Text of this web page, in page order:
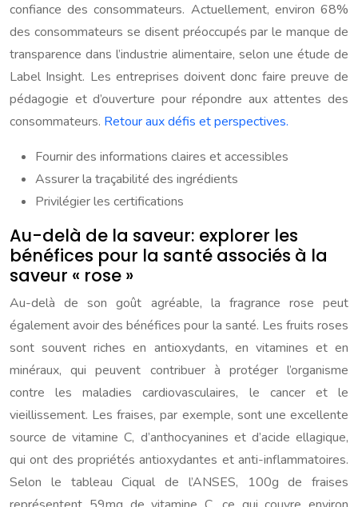
confiance des consommateurs. Actuellement, environ 68%
des consommateurs se disent préoccupés par le manque de
transparence dans l’industrie alimentaire, selon une étude de
Label Insight. Les entreprises doivent donc faire preuve de
pédagogie et d’ouverture pour répondre aux attentes des
consommateurs. Retour aux défis et perspectives.
Fournir des informations claires et accessibles
Assurer la traçabilité des ingrédients
Privilégier les certifications
Au-delà de la saveur: explorer les
bénéfices pour la santé associés à la
saveur « rose »
Au-delà de son goût agréable, la fragrance rose peut
également avoir des bénéfices pour la santé. Les fruits roses
sont souvent riches en antioxydants, en vitamines et en
minéraux, qui peuvent contribuer à protéger l’organisme
contre les maladies cardiovasculaires, le cancer et le
vieillissement. Les fraises, par exemple, sont une excellente
source de vitamine C, d’anthocyanines et d’acide ellagique,
qui ont des propriétés antioxydantes et anti-inflammatoires.
Selon le tableau Ciqual de l’ANSES, 100g de fraises